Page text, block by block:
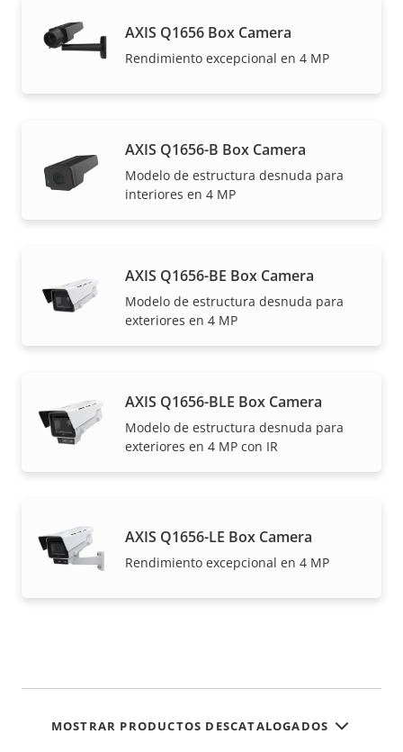
AXIS Q1656 Box Camera
Rendimiento excepcional en 4 MP
AXIS Q1656-B Box Camera
Modelo de estructura desnuda para
interiores en 4 MP
AXIS Q1656-BE Box Camera
Modelo de estructura desnuda para
exteriores en 4 MP
AXIS Q1656-BLE Box Camera
Modelo de estructura desnuda para
exteriores en 4 MP con IR
AXIS Q1656-LE Box Camera
Rendimiento excepcional en 4 MP
MOSTRAR PRODUCTOS DESCATALOGADOS